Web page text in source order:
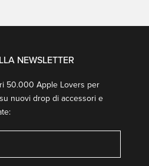
NEWSLETTER
50.000 Apple Lovers per
nuovi drop di accessori e